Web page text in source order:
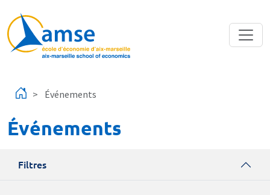
Événements
Événements
Filtres